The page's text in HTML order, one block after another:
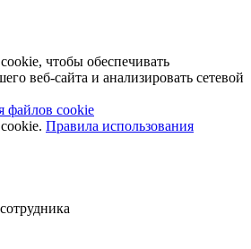
чтобы обеспечивать
веб-сайта и анализировать сетевой
файлов cookie
Правила использования